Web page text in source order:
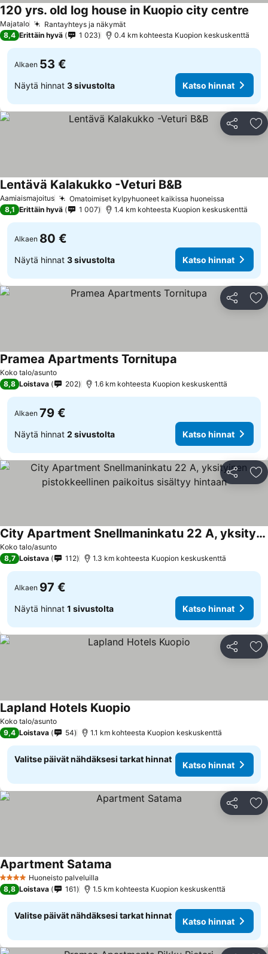
Majatalo Rantayhteys ja näkymätKatso hinnat
120 yrs. old log house in Kuopio city centre
8,4 Erittäin hyvä 1 023 0.4 km kohteesta Kuopion keskuskenttä
Alkaen 53 €
Näytä hinnat 3 sivustolta Katso hinnat
Jaa
Aamiaismajoitus Omatoimiset kylpyhuoneet kaikissa huoneissa
Lentävä Kalakukko -Veturi B&BKatso hinnat
8,1 Erittäin hyvä 1 007 1.4 km kohteesta Kuopion keskuskenttä
Alkaen 80 €
Näytä hinnat 3 sivustolta Katso hinnat
Jaa
Koko talo/asunto
Pramea Apartments Tornitupa
8,8 Loistava 202 1.6 km kohteesta Kuopion keskuskenttä
Alkaen 79 €
Näytä hinnat 2 sivustolta Katso hinnat
Jaa
Koko talo/asunto
City Apartment Snellmaninkatu 22 A, yksityinen pistokkeellinen paikoitus sisältyy hintaan
Katso hinnat
8,7 Loistava 112 1.3 km kohteesta Kuopion keskuskenttä
Alkaen 97 €
Näytä hinnat 1 sivustolta Katso hinnat
Jaa
Koko talo/asunto
Lapland Hotels Kuopio
9,4 Loistava 54 1.1 km kohteesta Kuopion keskuskenttä
Valitse päivät nähdäksesi tarkat hinnat
Katso hinnat
Jaa
4 TähtiluokitusHuoneisto palveluilla
Apartment Satama
8,8 Loistava 161 1.5 km kohteesta Kuopion keskuskenttä
Valitse päivät nähdäksesi tarkat hinnat
Katso hinnat